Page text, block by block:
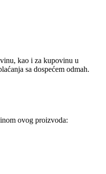
kao i za kupovinu u
sa dospećem odmah.
ovog proizvoda: